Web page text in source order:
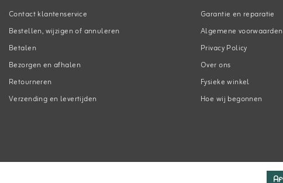
Contact klantenservice
Bestellen, wijzigen of annuleren
Betalen
Bezorgen en afhalen
Retourneren
Verzending en levertijden
Garantie en reparatie
Algemene voorwaarden
Privacy Policy
Over ons
Fysieke winkel
Hoe wij begonnen